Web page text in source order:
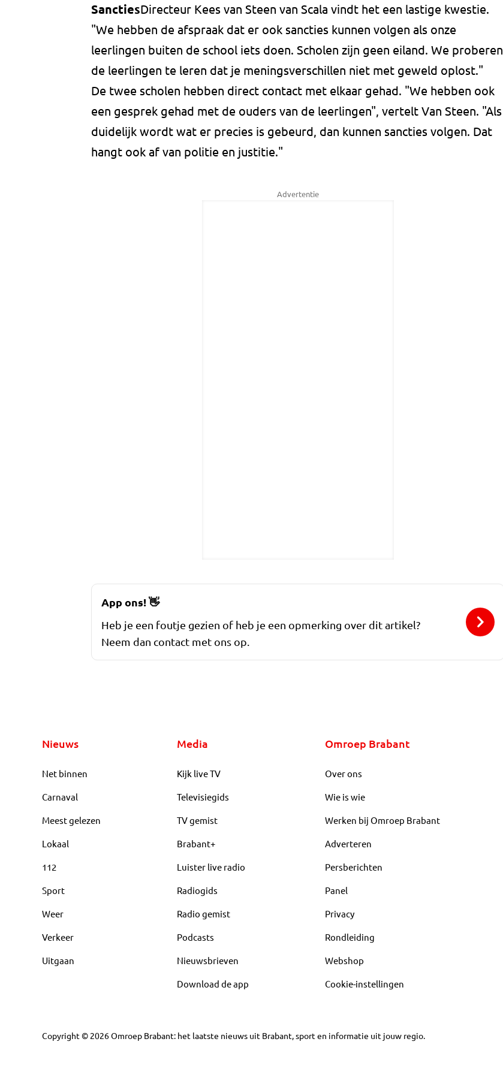
SanctiesDirecteur Kees van Steen van Scala vindt het een lastige kwestie.
"We hebben de afspraak dat er ook sancties kunnen volgen als onze
leerlingen buiten de school iets doen. Scholen zijn geen eiland. We proberen
de leerlingen te leren dat je meningsverschillen niet met geweld oplost."
De twee scholen hebben direct contact met elkaar gehad. "We hebben ook
een gesprek gehad met de ouders van de leerlingen", vertelt Van Steen. "Als
duidelijk wordt wat er precies is gebeurd, dan kunnen sancties volgen. Dat
hangt ook af van politie en justitie."
Advertentie
App ons!👋
Heb je een foutje gezien of heb je een opmerking over dit artikel?
Neem dan contact met ons op.
Nieuws
Net binnen
Carnaval
Meest gelezen
Lokaal
112
Sport
Weer
Verkeer
Uitgaan
Media
Kijk live TV
Televisiegids
TV gemist
Brabant+
Luister live radio
Radiogids
Radio gemist
Podcasts
Nieuwsbrieven
Download de app
Omroep Brabant
Over ons
Wie is wie
Werken bij Omroep Brabant
Adverteren
Persberichten
Panel
Privacy
Rondleiding
Webshop
Cookie-instellingen
Copyright © 2026Omroep Brabant: het laatste nieuws uit Brabant, sport en informatie uit jouw regio.